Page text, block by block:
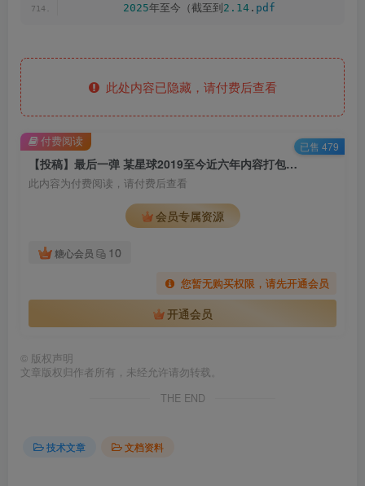
2025年至今（截至到 2.14 . pdf
此处内容已隐藏，请付费后查看
【投稿】最后一弹 某星球2019至今近六年内容打包 附文件
此内容为付费阅读，请付费后查看
会员专属资源
糖心会员 10
您暂无购买权限，请先开通会员
开通会员
付费阅读 已售 479
© 版权声明
文章版权归作者所有，未经允许请勿转载。
THE END
技术文章 文档资料